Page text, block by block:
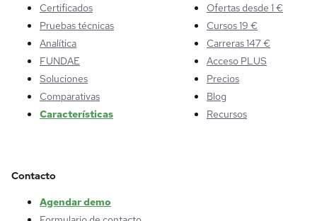
Certificados
Pruebas técnicas
Analítica
FUNDAE
Soluciones
Comparativas
Características
Ofertas desde 1 €
Cursos 19 €
Carreras 147 €
Acceso PLUS
Precios
Blog
Recursos
Contacto
Agendar demo